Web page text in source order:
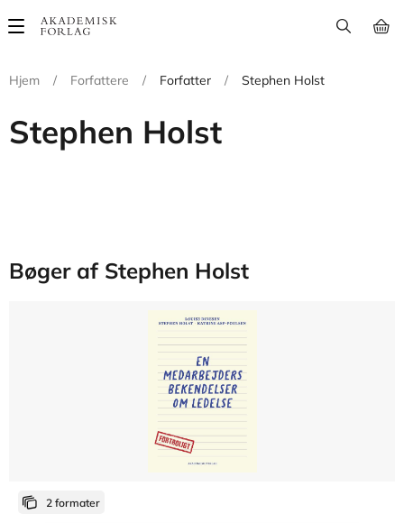
Main
Hjem
/ Forfattere / Forfatter / Stephen Holst
Stephen Holst
Bøger af Stephen Holst
2 formater